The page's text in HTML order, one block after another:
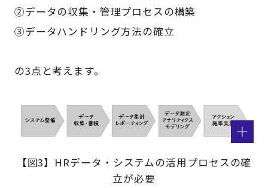
②データの収集・管理プロセスの構築
③データハンドリング方法の確立
の3点と考えます。
【図3】HRデータ・システムの活用プロセスの確
立が必要